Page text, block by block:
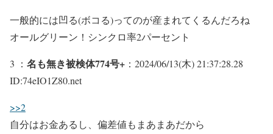
一般的には凹る(ボコる)ってのが産まれてくるんだろね
オールグリーン！シンクロ率2パーセント
3 ： 名も無き被検体774号+ ：2024/06/13(木) 21:37:28.28
ID:74eIO1Z80.net
>>2
自分はお金あるし、偏差値もまあまあだから